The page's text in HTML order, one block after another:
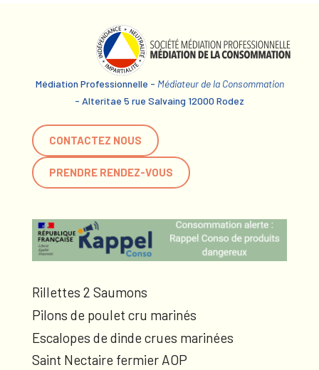
Médiation Professionnelle - Médiateur de la Consommation
- Alteritae 5 rue Salvaing 12000 Rodez
CONTACTEZ NOUS
PRENDRE RENDEZ-VOUS
Rillettes 2 Saumons
Pilons de poulet cru marinés
Escalopes de dinde crues marinées
Saint Nectaire fermier AOP